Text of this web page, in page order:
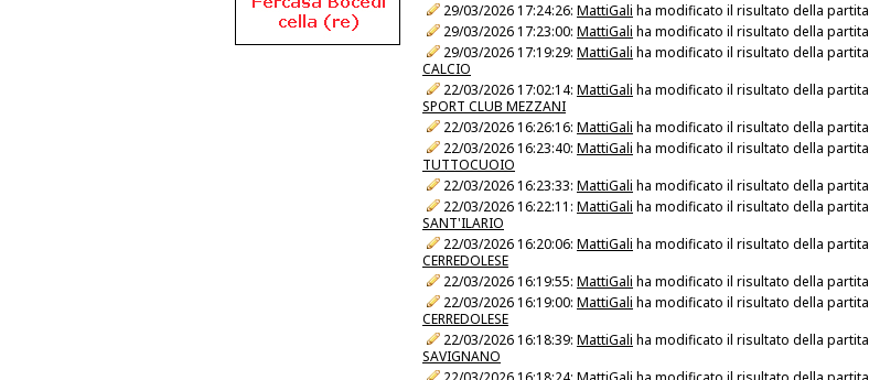
29/03/2026 17:24:26: MattiGali ha modificato il risultato della partita
29/03/2026 17:23:00: MattiGali ha modificato il risultato della partita
29/03/2026 17:19:29: MattiGali ha modificato il risultato della partita
CALCIO
22/03/2026 17:02:14: MattiGali ha modificato il risultato della partita
SPORT CLUB MEZZANI
22/03/2026 16:26:16: MattiGali ha modificato il risultato della partita
22/03/2026 16:23:40: MattiGali ha modificato il risultato della partita
TUTTOCUOIO
22/03/2026 16:23:33: MattiGali ha modificato il risultato della partita
22/03/2026 16:22:11: MattiGali ha modificato il risultato della partita
SANT'ILARIO
22/03/2026 16:20:06: MattiGali ha modificato il risultato della partita
CERREDOLESE
22/03/2026 16:19:55: MattiGali ha modificato il risultato della partita
22/03/2026 16:19:00: MattiGali ha modificato il risultato della partita
CERREDOLESE
22/03/2026 16:18:39: MattiGali ha modificato il risultato della partita
SAVIGNANO